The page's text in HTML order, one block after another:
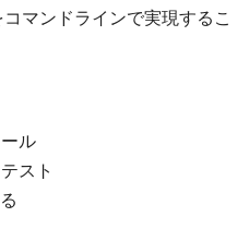
マンドラインで実現するこ
ル
スト